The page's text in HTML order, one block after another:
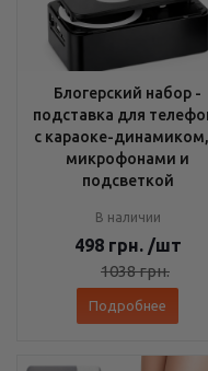
Блогерский набор -
подставка для
с караоке-
микрофонами и
подсветкой
В наличии
498 грн. /шт
1038грн.
Подробнее